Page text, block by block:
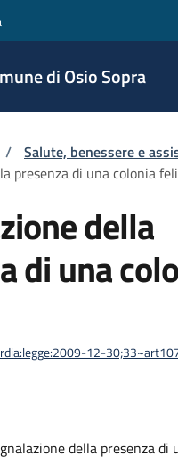
di Osio Sopra
pane
/ Salute, benessere e
presenza di una colonia
della
di una
12-
della presenza di